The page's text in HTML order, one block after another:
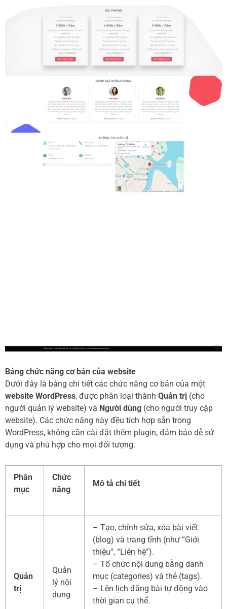
Bảng chức năng cơ bản của website
Dưới đây là bảng chi tiết các chức năng cơ bản của một
website WordPress, được phân loại thành Quản trị (cho
người quản lý website) và Người dùng (cho người truy cập
website). Các chức năng này đều tích hợp sẵn trong
WordPress, không cần cài đặt thêm plugin, đảm bảo dễ sử
dụng và phù hợp cho mọi đối tượng.
Phân
mục
Chức
năng
Mô tả chi tiết
Quản
trị
Quản
lý nội
dung
– Tạo, chỉnh sửa, xóa bài viết
(blog) và trang tĩnh (như “Giới
thiệu”, “Liên hệ”).
– Tổ chức nội dung bằng danh
mục (categories) và thẻ (tags).
– Lên lịch đăng bài tự động vào
thời gian cụ thể.